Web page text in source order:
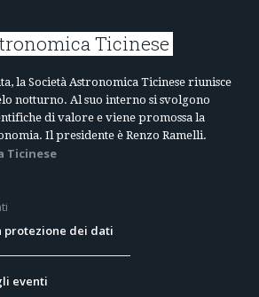
Ticinese
la Società Astronomica Ticinese riunisce
notturno. Al suo interno si svolgono
di valore e viene promossa la
Il presidente è Renzo Ramelli.
Ticinese
protezione dei dati
eventi